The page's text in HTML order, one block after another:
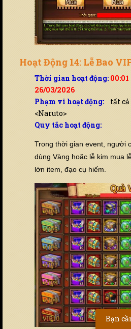
Hoạt Động 14: Lễ Bao
Thời gian hoạt động:
26/03/2026
Phạm vi hoạt động: tất
<Naruto>
Quy tắc hoạt động:
Trong thời gian event, người
dùng Vàng hoăc lễ kim mua
lớn item, đạo cụ hiếm.
Bạn